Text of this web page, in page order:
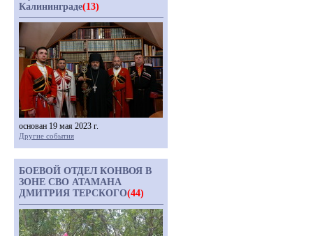
Калининграде(13)
основан 19 мая 2023 г.
Другие события
БОЕВОЙ ОТДЕЛ КОНВОЯ В
ЗОНЕ СВО АТАМАНА
ДМИТРИЯ ТЕРСКОГО(44)